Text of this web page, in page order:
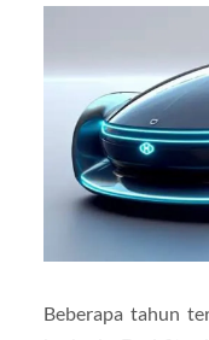
Beberapa tahun